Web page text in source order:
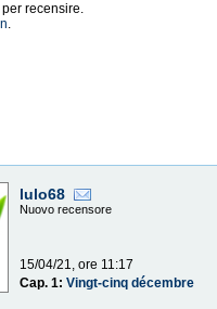
recensire.
.
lulo68
Nuovo recensore
15/04/21, ore 11:17
Cap. 1:Vingt-cinq décembre